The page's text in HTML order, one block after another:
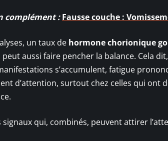
complément : Fausse couche :
un taux de hormone chorionique
aussi faire pencher la balance. Cela
s’accumulent, fatigue
d’attention, surtout chez celles qui ont
signaux qui, combinés, peuvent attirer